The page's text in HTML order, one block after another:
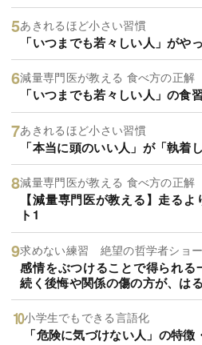
あきれるほど小さい習慣
「いつまでも若々しい人」がや
減量専門医が教える 食べ方の正解
「いつまでも若々しい人」の食
あきれるほど小さい習慣
「本当に頭のいい人」が「執着
減量専門医が教える 食べ方の正解
【減量専門医が教える】走る
ト1
求めない練習 絶望の哲学者ショ
感情をぶつけることで得られ
続く後悔や関係の傷の方が、は
小学生でもできる言語化
「危険に気づけない人」の特徴